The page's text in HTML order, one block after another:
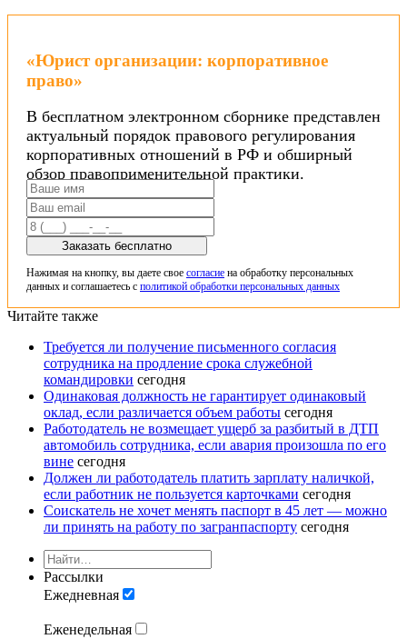
«Юрист организации: корпоративное
право»
В бесплатном электронном сборнике представлен
актуальный порядок правового регулирования
корпоративных отношений в РФ и обширный
обзор правоприменительной практики.
Заказать бесплатно
Нажимая на кнопку, вы даете свое согласие на обработку персональных
данных и соглашаетесь с политикой обработки персональных данных
Читайте также
Требуется ли получение письменного согласия
сотрудника на продление срока служебной
командировки сегодня
Одинаковая должность не гарантирует одинаковый
оклад, если различается объем работы сегодня
Работодатель не возмещает ущерб за разбитый в ДТП
автомобиль сотрудника, если авария произошла по его
вине сегодня
Должен ли работодатель платить зарплату наличкой,
если работник не пользуется карточками сегодня
Соискатель не хочет менять паспорт в 45 лет — можно
ли принять на работу по загранпаспорту сегодня
Рассылки
Ежедневная
Еженедельная